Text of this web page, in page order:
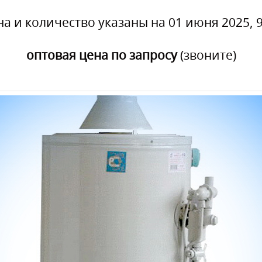
и количество указаны на 01 июня 2025,
оптовая цена по запросу(звоните)